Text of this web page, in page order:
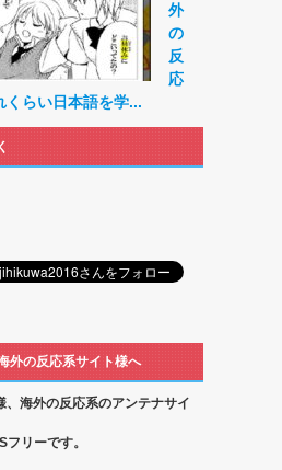
外
の
反
応
くらい日本語を学...
外の反応系サイト様へ
海外の反応系のアンテナサイ
リーです。